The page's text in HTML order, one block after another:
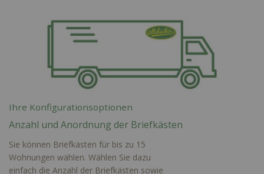
Ihre Konfigurationsoptionen
Anzahl und Anordnung der Briefkästen
Sie können Briefkästen für bis zu 15
Wohnungen wählen. Wählen Sie dazu
einfach die Anzahl der Briefkästen sowie